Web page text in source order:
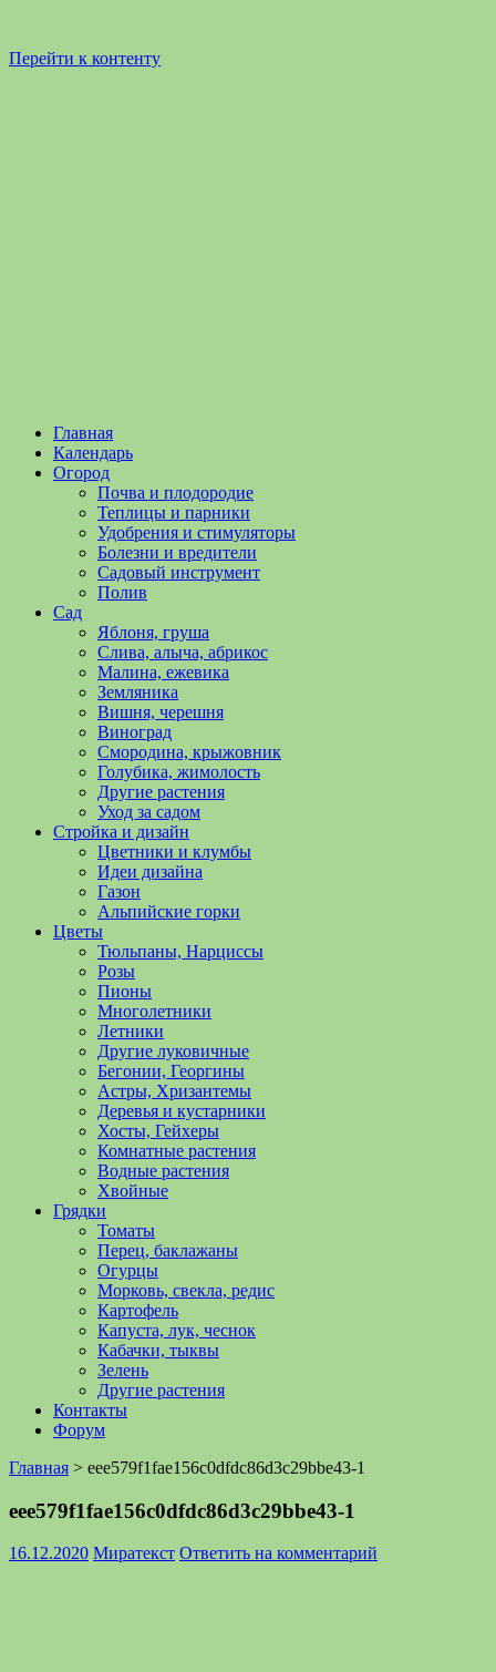
Перейти к контенту
Садоводство
Огородничество
Садоводство
огородничество
полезные
уходу
овощами,
растениями
Поможем
обустройстве
выращивании
Главная
Календарь
Огород
Почва и плодородие
Теплицы и парники
Удобрения и стимуляторы
Болезни и вредители
Садовый инструмент
Полив
Сад
Яблоня, груша
Слива, алыча, абрикос
Малина, ежевика
Земляника
Вишня, черешня
Виноград
Смородина, крыжовник
Голубика, жимолость
Другие растения
Уход за садом
Стройка и дизайн
Цветники и клумбы
Идеи дизайна
Газон
Альпийские горки
Цветы
Тюльпаны, Нарциссы
Розы
Пионы
Многолетники
Летники
Другие луковичные
Бегонии, Георгины
Астры, Хризантемы
Деревья и кустарники
Хосты, Гейхеры
Комнатные растения
Водные растения
Хвойные
Грядки
Томаты
Перец, баклажаны
Огурцы
Морковь, свекла, редис
Картофель
Капуста, лук, чеснок
Кабачки, тыквы
Зелень
Другие растения
Контакты
Форум
Главная > eee579f1fae156c0dfdc86d3c29bbe43-1
eee579f1fae156c0dfdc86d3c29bbe43-1
16.12.2020 Миратекст Ответить на комментарий